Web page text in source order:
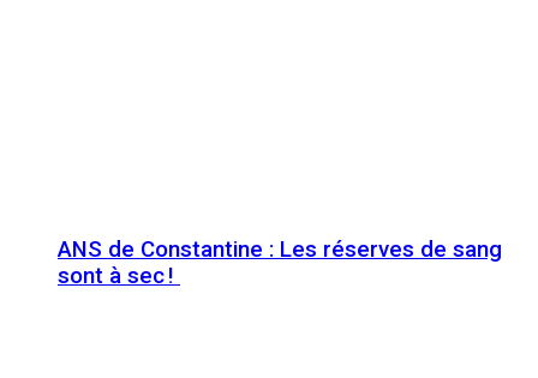
ANS de Constantine : Les réserves de sang
sont à sec !